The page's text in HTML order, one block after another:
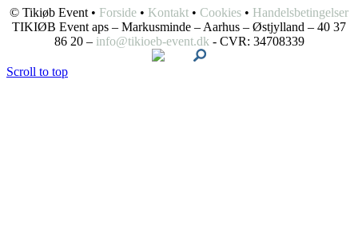
© Tikiøb Event • Forside • Kontakt • Cookies • Handelsbetingelser
TIKIØB Event aps – Markusminde – Aarhus – Østjylland – 40 37
86 20 – info@tikioeb-event.dk - CVR: 34708339
Scroll to top